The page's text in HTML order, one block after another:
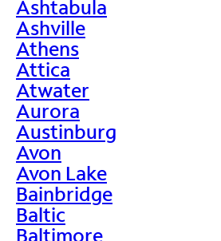
Ashtabula
Ashville
Athens
Attica
Atwater
Aurora
Austinburg
Avon
Avon Lake
Bainbridge
Baltic
Baltimore